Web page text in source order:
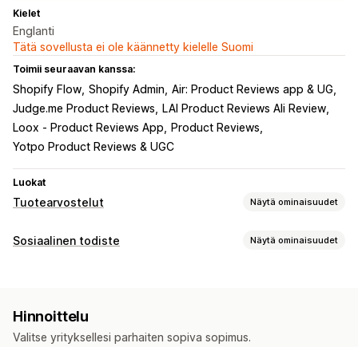
Kielet
Englanti
Tätä sovellusta ei ole käännetty kielelle Suomi
Toimii seuraavan kanssa:
Shopify Flow Shopify Admin Air: Product Reviews app & UG
Judge.me Product Reviews
LAI Product Reviews Ali Review
Loox ‑ Product Reviews App
Product Reviews
Yotpo Product Reviews & UGC
Luokat
Tuotearvostelut Näytä ominaisuudet
Näyttövaihtoehdot
Parhaat arvostelut
Tuoteryhmittely
Suodatus Rich-koodinpätkät
Sosiaalinen todiste Näytä ominaisuudet
Hinnoittelu
Valitse yrityksellesi parhaiten sopiva sopimus.